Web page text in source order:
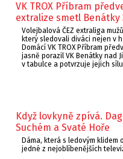
VK TROX Příbram
extralize smetl Benátky
Volejbalová ČEZ extraliga
který sledovali diváci nejen v
Domácí VK TROX Příbram
jasně porazil VK Benátky nad
v tabulce a potvrzuje jejich
Když lovkyně zpívá.
Suchém a Svaté Hoře
Dáma, která s ledovým
jedné z nejoblíbenějších